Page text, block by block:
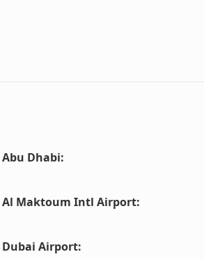
Abu Dhabi:
Al Maktoum Intl Airport:
Dubai Airport: